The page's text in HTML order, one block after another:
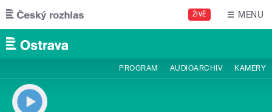
Přejít k hlavnímu obsahu
ŽIVĚ MENU
PROGRAM AUDIOARCHIV KAMERY